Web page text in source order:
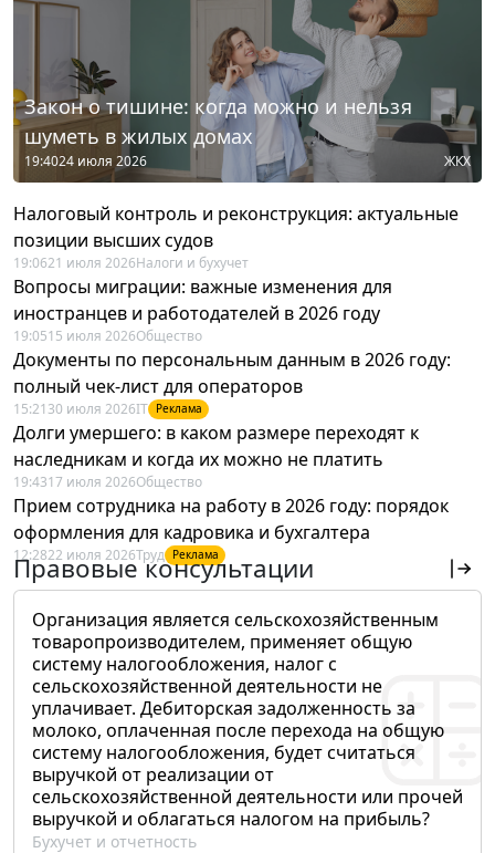
Закон о тишине: когда можно и нельзя
шуметь в жилых домах
19:4024 июля 2026 ЖКХ
Налоговый контроль и реконструкция: актуальные
позиции высших судов
19:0621 июля 2026Налоги и бухучет
Вопросы миграции: важные изменения для
иностранцев и работодателей в 2026 году
19:0515 июля 2026Общество
Документы по персональным данным в 2026 году:
полный чек-лист для операторов
15:21 30 июля 2026IT Реклама
Долги умершего: в каком размере переходят к
наследникам и когда их можно не платить
19:4317 июля 2026Общество
Прием сотрудника на работу в 2026 году: порядок
оформления для кадровика и бухгалтера
12:2822 июля 2026Труд Реклама
Правовые консультации
Организация является сельскохозяйственным
товаропроизводителем, применяет общую
систему налогообложения, налог с
сельскохозяйственной деятельности не
уплачивает. Дебиторская задолженность за
молоко, оплаченная после перехода на общую
систему налогообложения, будет считаться
выручкой от реализации от
сельскохозяйственной деятельности или прочей
выручкой и облагаться налогом на прибыль?
Бухучет и отчетность